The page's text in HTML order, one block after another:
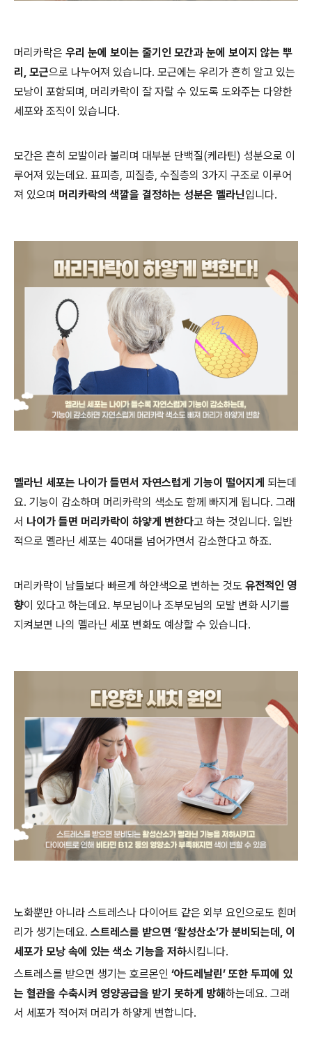
머리카락은 우리 눈에 보이는 줄기인 모간과 눈에 보이지 않는 뿌
리 , 모근으로 나누어져 있습니다. 모근에는 우리가 흔히 알고 있는
모낭이 포함되며, 머리카락이 잘 자랄 수 있도록 도와주는 다양한
세포와 조직이 있습니다.
모간은 흔히 모발이라 불리며 대부분 단백질(케라틴) 성분으로 이
루어져 있는데요. 표피층, 피질층, 수질층의 3가지 구조로 이루어
져 있으며 머리카락의 색깔을 결정하는 성분은 멜라닌입니다.
멜라닌 세포는 나이가 들면서 자연스럽게 기능이 떨어지게 되는데
요. 기능이 감소하며 머리카락의 색소도 함께 빠지게 됩니다. 그래
서 나이가 들면 머리카락이 하얗게 변한다고 하는 것입니다. 일반
적으로 멜라닌 세포는 40대를 넘어가면서 감소한다고 하죠.
머리카락이 남들보다 빠르게 하얀색으로 변하는 것도 유전적인 영
향이 있다고 하는데요. 부모님이나 조부모님의 모발 변화 시기를
지켜보면 나의 멜라닌 세포 변화도 예상할 수 있습니다.
노화뿐만 아니라 스트레스나 다이어트 같은 외부 요인으로도 흰머
리가 생기는데요. 스트레스를 받으면 ‘활성산소’가 분비되는데 , 이
세포가 모낭 속에 있는 색소 기능을 저하시킵니다.
스트레스를 받으면 생기는 호르몬인 ‘아드레날린’또한 두피에 있
는 혈관을 수축시켜 영양공급을 받기 못하게 방해하는데요. 그래
서 세포가 적어져 머리가 하얗게 변합니다.